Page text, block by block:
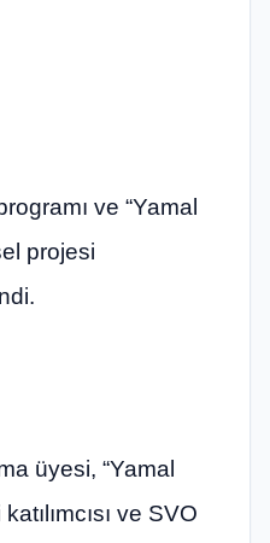
ve “Yamal
projesi
üyesi, “Yamal
ve SVO